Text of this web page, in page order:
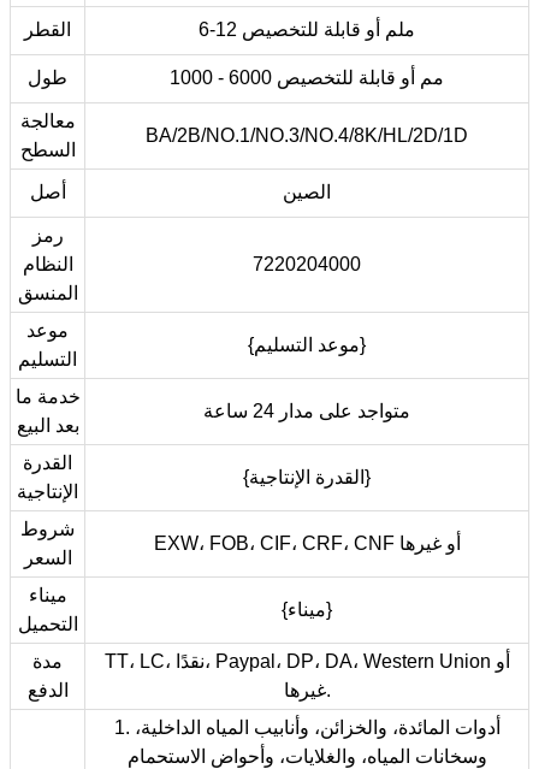
القطر 6-12 ملم أو قابلة للتخصيص
طول 1000 - 6000 مم أو قابلة للتخصيص
معالجة
السطح
BA/2B/NO.1/NO.3/NO.4/8K/HL/2D/1D
أصل الصين
رمز
النظام
المنسق
7220204000
موعد
التسليم
{موعد التسليم}
خدمة ما
بعد البيع
متواجد على مدار 24 ساعة
القدرة
الإنتاجية
{القدرة الإنتاجية}
شروط
السعر
EXW، FOB، CIF، CRF، CNF أو غيرها
ميناء
التحميل
{ميناء}
مدة
الدفع
TT، LC، نقدًا، Paypal، DP، DA، Western Union أو
غيرها.
1. أدوات المائدة، والخزائن، وأنابيب المياه الداخلية،
وسخانات المياه، والغلايات، وأحواض الاستحمام